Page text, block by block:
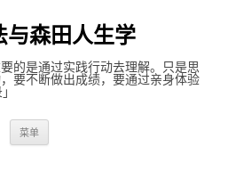
与森田人生学
的是通过实践行动去理解。只是思
要不断做出成绩，要通过亲身体验
菜单